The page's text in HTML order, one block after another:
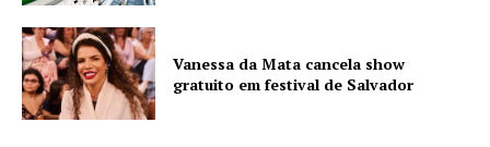
Vanessa da Mata cancela show
gratuito em festival de Salvador